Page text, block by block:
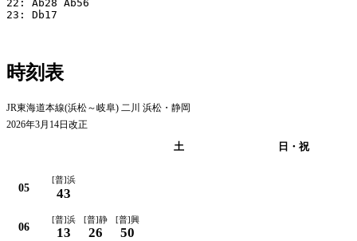
22: Ab28 Ab56
23: Db17
時刻表
JR東海道本線(浜松～岐阜) 二川 浜松・静岡
2026年3月14日改正
土 日・祝
05
[普]浜
43
06
[普]浜
13
[普]静
26
[普]興
50